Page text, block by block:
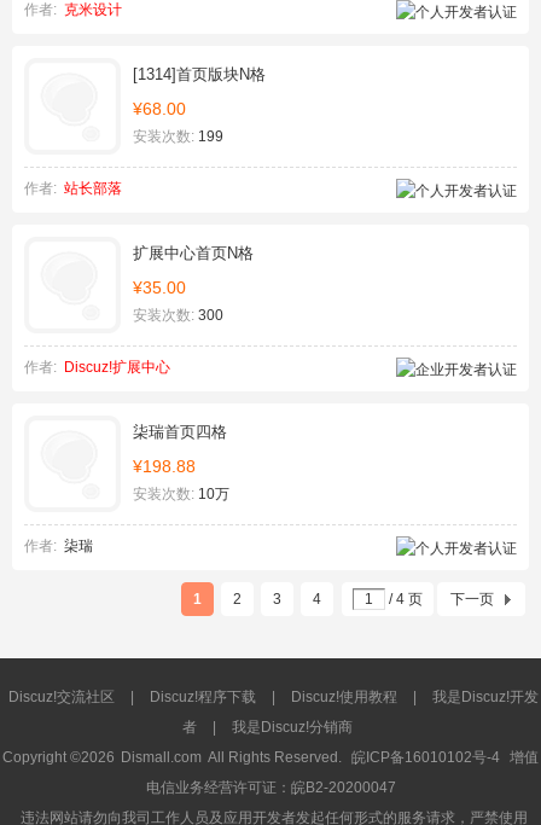
作者: 克米设计
[1314]首页版块N格
¥68.00
安装次数: 199
作者: 站长部落
扩展中心首页N格
¥35.00
安装次数: 300
作者: Discuz!扩展中心
柒瑞首页四格
¥198.88
安装次数: 10万
作者: 柒瑞
1 2 3 4 / 4 页 下一页
Discuz!交流社区 Discuz!程序下载 Discuz!使用教程
我是Discuz!开发
者
我是Discuz!分销商
Copyright ©2026 Dismall.com All Rights Reserved. 皖ICP备16010102号-4 增值
电信业务经营许可证：皖B2-20200047
违法网站请勿向我司工作人员及应用开发者发起任何形式的服务请求，严禁使用